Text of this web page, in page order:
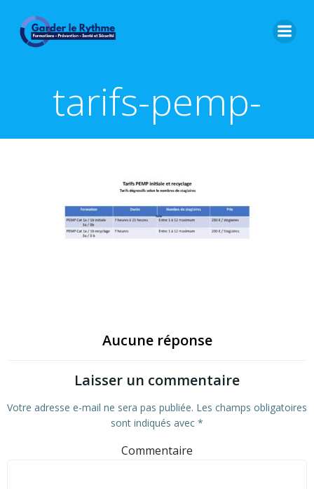
tarifs-pemp-
Aucune réponse
Laisser un commentaire
Votre adresse e-mail ne sera pas publiée. Les champs obligatoires
sont indiqués avec *
Commentaire